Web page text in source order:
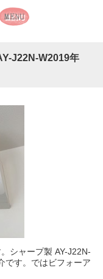
J22N-W2019年
シャープ製 AY-J22N-
です。ではビフォーア